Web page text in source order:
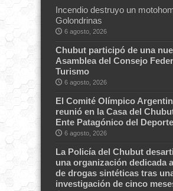
Incendio destruyo un
Golondrinas
6 agosto, 2026
Chubut participó de una
Asamblea del Consejo
Turismo
6 agosto, 2026
El Comité Olímpico
reunió en la Casa del
Ente Patagónico del Deporte
6 agosto, 2026
La Policía del Chubut
una organización dedicada
de drogas sintéticas tras
investigación de cinco